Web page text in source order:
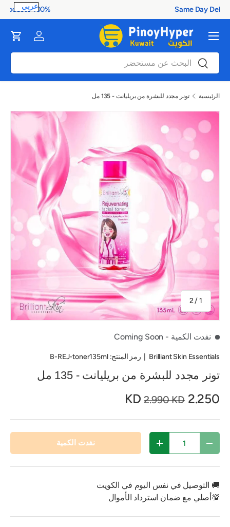
بحث بحث
Log in
Cart القائمة
الرئيسية تونر مجدد للبشرة من بريليانت - 135 مل
صورة 1 متاح الآن في عرض المعرض
1
/من
2
نفدت الكمية - Coming Soon
Brilliant Skin Essentials رمز المنتج: B-REJ-toner135ml
تونر مجدد للبشرة من بريليانت - 135 مل
2.250 KD
2.990 KD
تقليل الكمية زيادة الكمية نفدت الكمية
🚚 التوصيل في نفس اليوم في الكويت
💯أصلي مع ضمان استرداد الأموال